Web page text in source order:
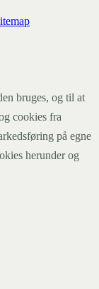
bruges, og til at
cookies fra
på egne
herunder og